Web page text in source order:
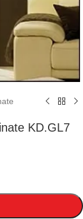
KD.GL7